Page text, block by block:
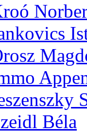
Bé­la